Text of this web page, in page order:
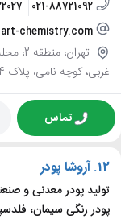
021-88721092
chemistry.com
غربی، کوچه نامی، پلاک 4، طبقه چهارم
تماس
12. آروشا پودر
تولید پودر معدنی و
پودر رنگی سیمان،